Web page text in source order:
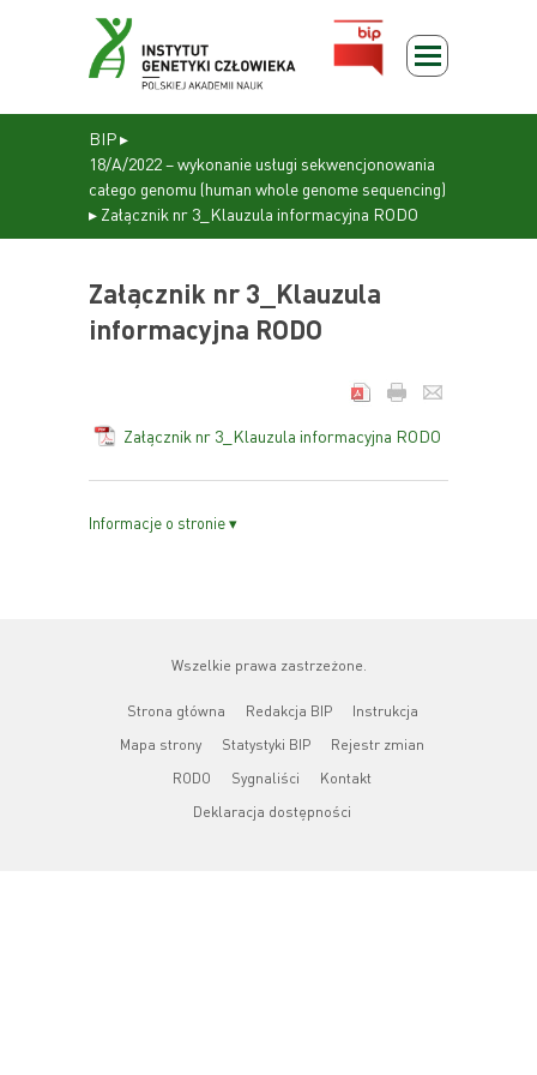
BIP▸
18/A/2022 – wykonanie usługi sekwencjonowania
całego genomu (human whole genome sequencing)
▸ Załącznik nr 3_Klauzula informacyjna RODO
Załącznik nr 3_Klauzula
informacyjna RODO
Załącznik nr 3_Klauzula informacyjna RODO
Informacje o stronie ▾
Wszelkie prawa zastrzeżone.
Strona główna Redakcja BIP
Instrukcja
Mapa strony
Statystyki BIP
Rejestr zmian
RODO
Sygnaliści
Kontakt
Deklaracja dostępności